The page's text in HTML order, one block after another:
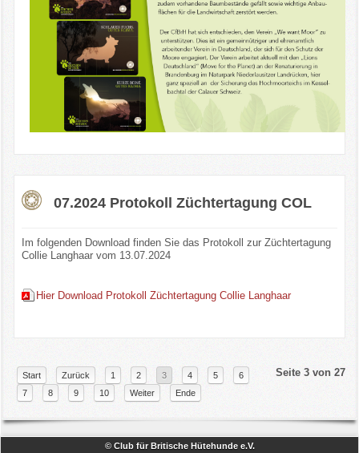
07.2024 Protokoll Züchtertagung COL
Im folgenden Download finden Sie das Protokoll zur Züchtertagung
Collie Langhaar vom 13.07.2024
Hier Download Protokoll Züchtertagung Collie Langhaar
Seite 3 von 27
Start Zurück 1 2 3 4 5
6
7
8 9 10 Weiter Ende
© Club für Britische Hütehunde e.V.